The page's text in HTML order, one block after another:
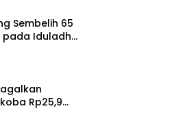
Sembelih 65
pada Iduladha
Rp25,9